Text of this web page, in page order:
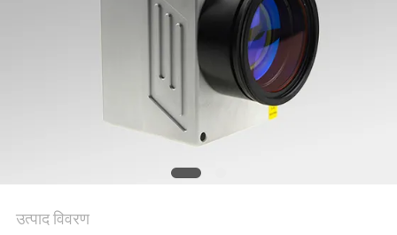
РУССКИЙ
САЙТ
उत्पाद विवरण